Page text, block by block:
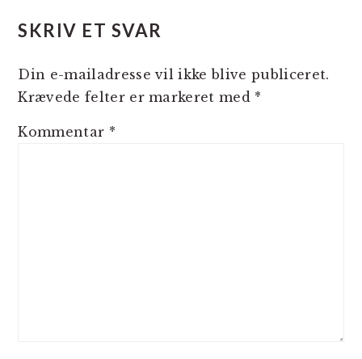
SKRIV ET SVAR
Din e-mailadresse vil ikke blive publiceret.
Krævede felter er markeret med *
Kommentar *